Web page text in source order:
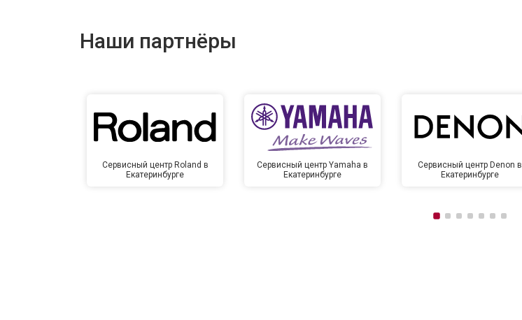
Наши партнёры
Сервисный центр Roland в
Екатеринбурге
Сервисный центр Yamaha в
Екатеринбурге
Сервисный центр Denon в
Екатеринбурге